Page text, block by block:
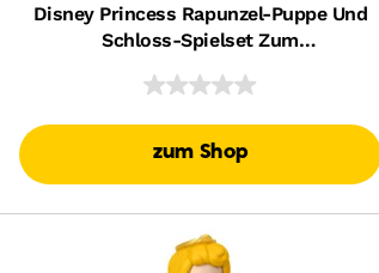
Disney Princess Rapunzel-Puppe Und
Schloss-Spielset Zum
Mit 5 Spielbereichen Und 20
zum Shop